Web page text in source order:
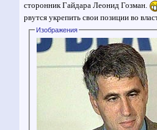
сторонник Гайдара Леонид Гозман.
рвутся укрепить свои позиции во
Изображения